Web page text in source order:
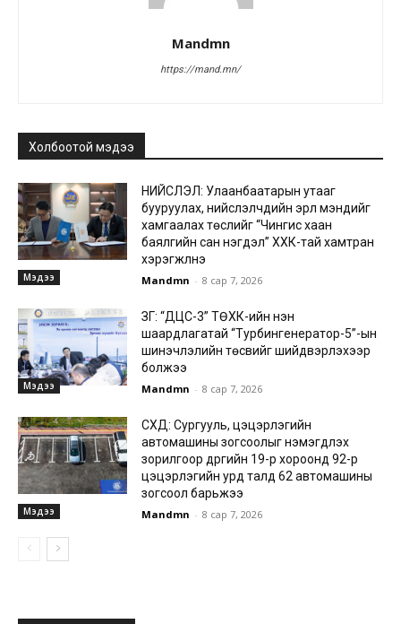
Mandmn
https://mand.mn/
Холбоотой мэдээ
Мэдээ
НИЙСЛЭЛ: Улаанбаатарын утааг
бууруулах, нийслэлчүүдийн эрүүл мэндийг
хамгаалах төслийг “Чингис хаан
баялгийн сан нэгдэл” ХХК-тай хамтран
хэрэгжүүлнэ
Mandmn - 8 сар 7, 2026
Мэдээ
ЗГ: “ДЦС-3” ТӨХК-ийн нэн
шаардлагатай “Турбингенератор-5”-ын
шинэчлэлийн төсвийг шийдвэрлэхээр
болжээ
Mandmn - 8 сар 7, 2026
Мэдээ
СХД: Сургууль, цэцэрлэгийн
автомашины зогсоолыг нэмэгдүүлэх
зорилгоор дүүргийн 19-р хороонд 92-р
цэцэрлэгийн урд талд 62 автомашины
зогсоол барьжээ
Mandmn - 8 сар 7, 2026